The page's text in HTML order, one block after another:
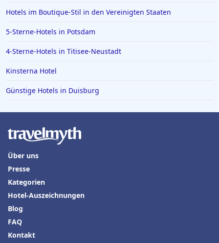
Hotels im Boutique-Stil in den Vereinigten Staaten
5-Sterne-Hotels in Potsdam
4-Sterne-Hotels in Titisee-Neustadt
Kinsterna Hotel
Günstige Hotels in Duisburg
Über uns
Presse
Kategorien
Hotel-Auszeichnungen
Blog
FAQ
Kontakt